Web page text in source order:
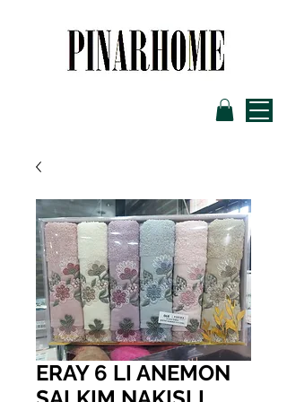
ERAY 6 LI ANEMON